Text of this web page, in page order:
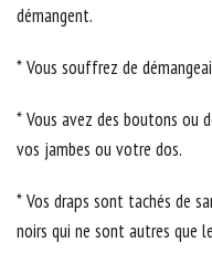
démangent.
* Vous souffrez de
* Vous avez des boutons ou
vos jambes ou votre dos.
* Vos draps sont tachés de
noirs qui ne sont autres que